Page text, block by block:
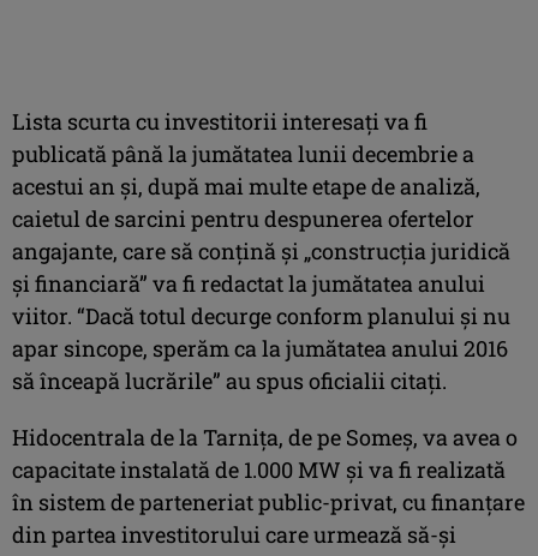
Lista scurta cu investitorii interesaţi va fi
publicată până la jumătatea lunii decembrie a
acestui an şi, după mai multe etape de analiză,
caietul de sarcini pentru despunerea ofertelor
angajante, care să conţină şi „construcţia juridică
şi financiară” va fi redactat la jumătatea anului
viitor. “Dacă totul decurge conform planului şi nu
apar sincope, sperăm ca la jumătatea anului 2016
să înceapă lucrările” au spus oficialii citaţi.
Hidocentrala de la Tarniţa, de pe Someş, va avea o
capacitate instalată de 1.000 MW şi va fi realizată
în sistem de parteneriat public-privat, cu finanţare
din partea investitorului care urmează să-şi